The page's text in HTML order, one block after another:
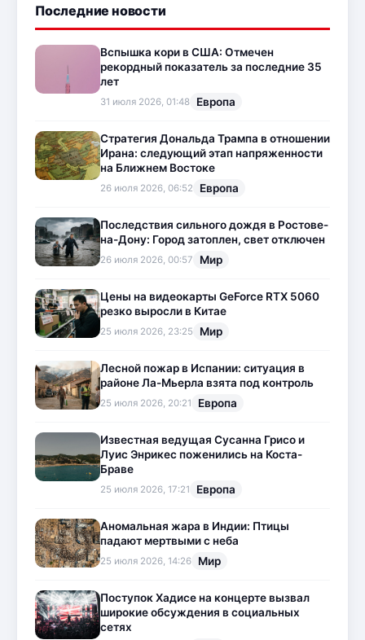
Последние новости
Вспышка кори в США: Отмечен
рекордный показатель за последние 35
лет
31 июля 2026, 01:48 Европа
Стратегия Дональда Трампа в отношении
Ирана: следующий этап напряженности
на Ближнем Востоке
26 июля 2026, 06:52 Европа
Последствия сильного дождя в Ростове-
на-Дону: Город затоплен, свет отключен
26 июля 2026, 00:57 Мир
Цены на видеокарты GeForce RTX 5060
резко выросли в Китае
25 июля 2026, 23:25 Мир
Лесной пожар в Испании: ситуация в
районе Ла-Мьерла взята под контроль
25 июля 2026, 20:21 Европа
Известная ведущая Сусанна Грисо и
Луис Энрикес поженились на Коста-
Браве
25 июля 2026, 17:21 Европа
Аномальная жара в Индии: Птицы
падают мертвыми с неба
25 июля 2026, 14:26 Мир
Поступок Хадисе на концерте вызвал
широкие обсуждения в социальных
сетях